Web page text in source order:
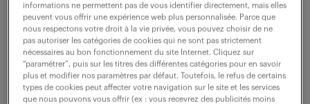
7 août 2026
Toulouse (31)
CDI
45 000 - 55 000 € / an
informations ne permettent pas de vous identifier directement, mais elles
peuvent vous offrir une expérience web plus personnalisée. Parce que
nous respectons votre droit à la vie privée, vous pouvez choisir de ne
pas autoriser les catégories de cookies qui ne sont pas strictement
nécessaires au bon fonctionnement du site Internet. Cliquez sur
“paramétrer”, puis sur les titres des différentes catégories pour en savoir
plus et modifier nos paramètres par défaut. Toutefois, le refus de certains
types de cookies peut affecter votre navigation sur le site et les services
que nous pouvons vous offrir (ex : vous recevrez des publicités moins